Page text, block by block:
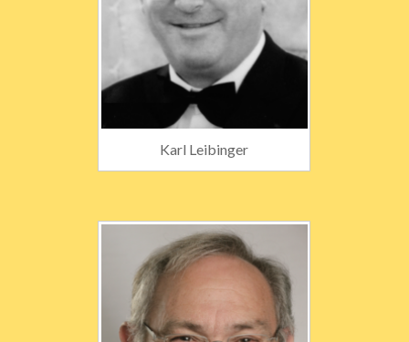
Karl Leibinger